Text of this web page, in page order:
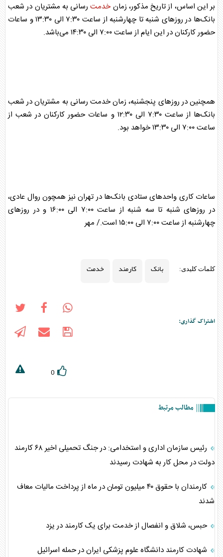
بر این اساس، از تاریخ مذکور، زمانخدمترسانی به مشتریان در شعب
بانک
‌ها در روزهای شنبه تا چهارشنبه از ساعت ۷:۳۰ الی ۱۳:۳۰ و ساعات
حضور کارکنان در این ایام از ساعت ۷:۰۰ الی ۱۴:۳۰ می‌باشد.
همچنین در روزهای پنجشنبه، زمانخدمت رسانی به مشتریان در شعب
بانک
‌ها از ساعت ۷:۳۰ الی ۱۲:۳۰ و ساعات حضور کارکنان در شعب از
ساعت ۷:۰۰ الی ۱۳:۳۰ خواهد بود.
ساعات کاری واحدهای ستادی بانک‌ها در تهران نیز همچون روال عادی،
در روزهای شنبه تا سه شنبه از ساعت ۷:۰۰ الی ۱۶:۰۰ و در روزهای
چهارشنبه از ساعت ۷:۰۰ الی ۱۵:۰۰ است./ مهر
کلمات کلیدی: بانک کارمند خدمت
اشتراک گذاری:
0
مطالب مرتبط
رئیس سازمان اداری و استخدامی: در جنگ تحمیلی اخیر ۶۸ کارمند
دولت در محل کار به شهادت رسیدند
کارمندان با حقوق ۴۰ میلیون تومان در ماه از پرداخت مالیات معاف
شدند
حبس، شلاق و انفصال از خدمت برای یک کارمند در یزد
شهادت کارمند دانشگاه علوم پزشکی ایران در حمله اسرائیل